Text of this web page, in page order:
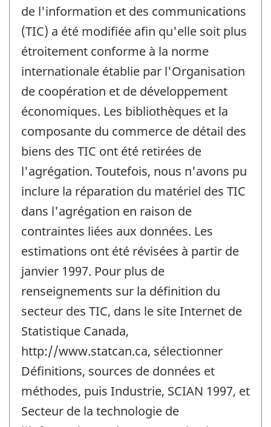
de l'information et des communications
(TIC) a été modifiée afin qu'elle soit plus
étroitement conforme à la norme
internationale établie par l'Organisation
de coopération et de développement
économiques. Les bibliothèques et la
composante du commerce de détail des
biens des TIC ont été retirées de
l'agrégation. Toutefois, nous n'avons pu
inclure la réparation du matériel des TIC
dans l'agrégation en raison de
contraintes liées aux données. Les
estimations ont été révisées à partir de
janvier 1997. Pour plus de
renseignements sur la définition du
secteur des TIC, dans le site Internet de
Statistique Canada,
http://www.statcan.ca, sélectionner
Définitions, sources de données et
méthodes, puis Industrie, SCIAN 1997, et
Secteur de la technologie de